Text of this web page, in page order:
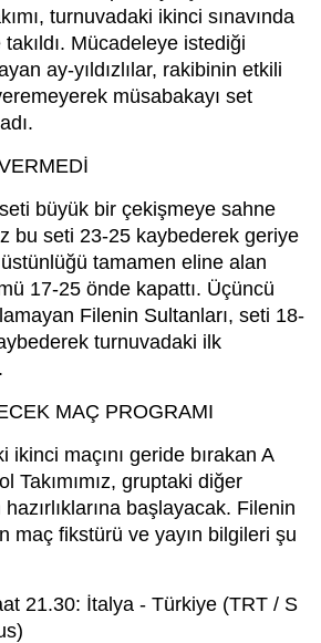
turnuvadaki ikinci sınavında
Mücadeleye istediği
ay-yıldızlılar, rakibinin etkili
müsabakayı set
büyük bir çekişmeye sahne
bu seti 23-25 kaybederek geriye
tamamen eline alan
17-25 önde kapattı. Üçüncü
Filenin Sultanları, seti 18-
turnuvadaki ilk
MAÇ PROGRAMI
ikinci maçını geride bırakan A
Takımımız, gruptaki diğer
hazırlıklarına başlayacak. Filenin
maç fikstürü ve yayın bilgileri şu
21.30: İtalya - Türkiye (TRT / S